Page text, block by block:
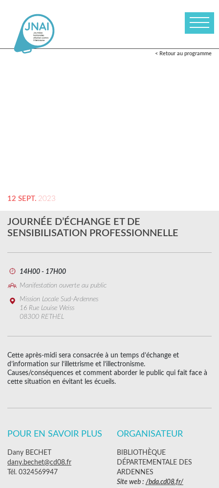
< Retour au programme
12 SEPT. 2023
JOURNÉE D’ÉCHANGE ET DE
SENSIBILISATION PROFESSIONNELLE
14H00 - 17H00
Manifestation ouverte au public
Mission Locale Sud-Ardennes
16 Rue Louise Weiss
08300 RETHEL
Cette après-midi sera consacrée à un temps d’échange et
d’information sur l’illettrisme et l’illectronisme.
Causes/conséquences et comment aborder le public qui fait face à
cette situation en évitant les écueils.
POUR EN SAVOIR PLUS
Dany BECHET
dany.bechet@cd08.fr
Tél. 0324569947
ORGANISATEUR
BIBLIOTHÈQUE
DÉPARTEMENTALE DES
ARDENNES
Site web : /bda.cd08.fr/